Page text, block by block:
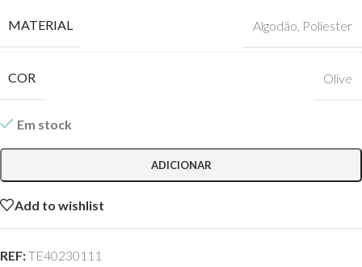
MATERIAL Algodão Poliester
COR Olive
Em stock
ADICIONAR
Add to wishlist
REF:TE40230111